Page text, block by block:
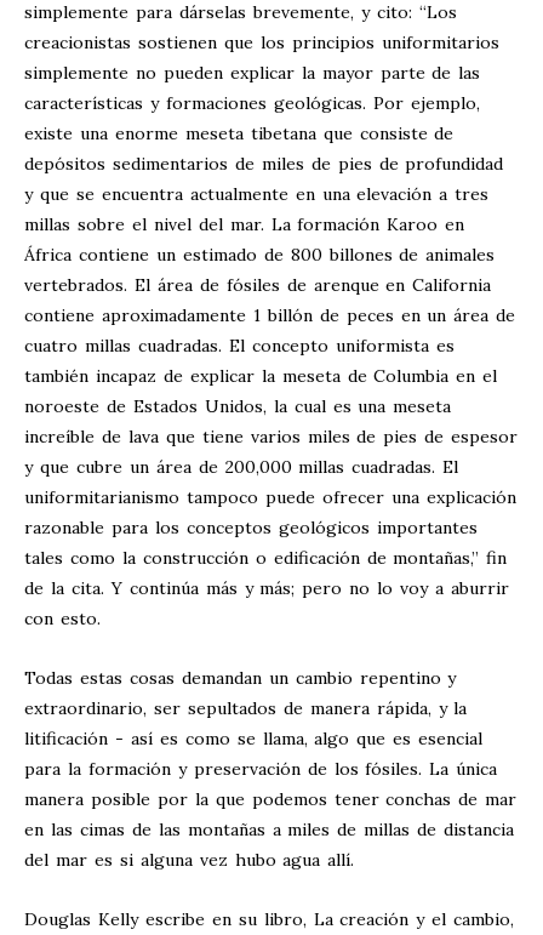
simplemente para dárselas brevemente, y cito: “Los
creacionistas sostienen que los principios uniformitarios
simplemente no pueden explicar la mayor parte de las
características y formaciones geológicas. Por ejemplo,
existe una enorme meseta tibetana que consiste de
depósitos sedimentarios de miles de pies de profundidad
y que se encuentra actualmente en una elevación a tres
millas sobre el nivel del mar. La formación Karoo en
África contiene un estimado de 800 billones de animales
vertebrados. El área de fósiles de arenque en California
contiene aproximadamente 1 billón de peces en un área de
cuatro millas cuadradas. El concepto uniformista es
también incapaz de explicar la meseta de Columbia en el
noroeste de Estados Unidos, la cual es una meseta
increíble de lava que tiene varios miles de pies de espesor
y que cubre un área de 200,000 millas cuadradas. El
uniformitarianismo tampoco puede ofrecer una explicación
razonable para los conceptos geológicos importantes
tales como la construcción o edificación de montañas,” fin
de la cita. Y continúa más y más; pero no lo voy a aburrir
con esto.
Todas estas cosas demandan un cambio repentino y
extraordinario, ser sepultados de manera rápida, y la
litificación - así es como se llama, algo que es esencial
para la formación y preservación de los fósiles. La única
manera posible por la que podemos tener conchas de mar
en las cimas de las montañas a miles de millas de distancia
del mar es si alguna vez hubo agua allí.
Douglas Kelly escribe en su libro, La creación y el cambio,